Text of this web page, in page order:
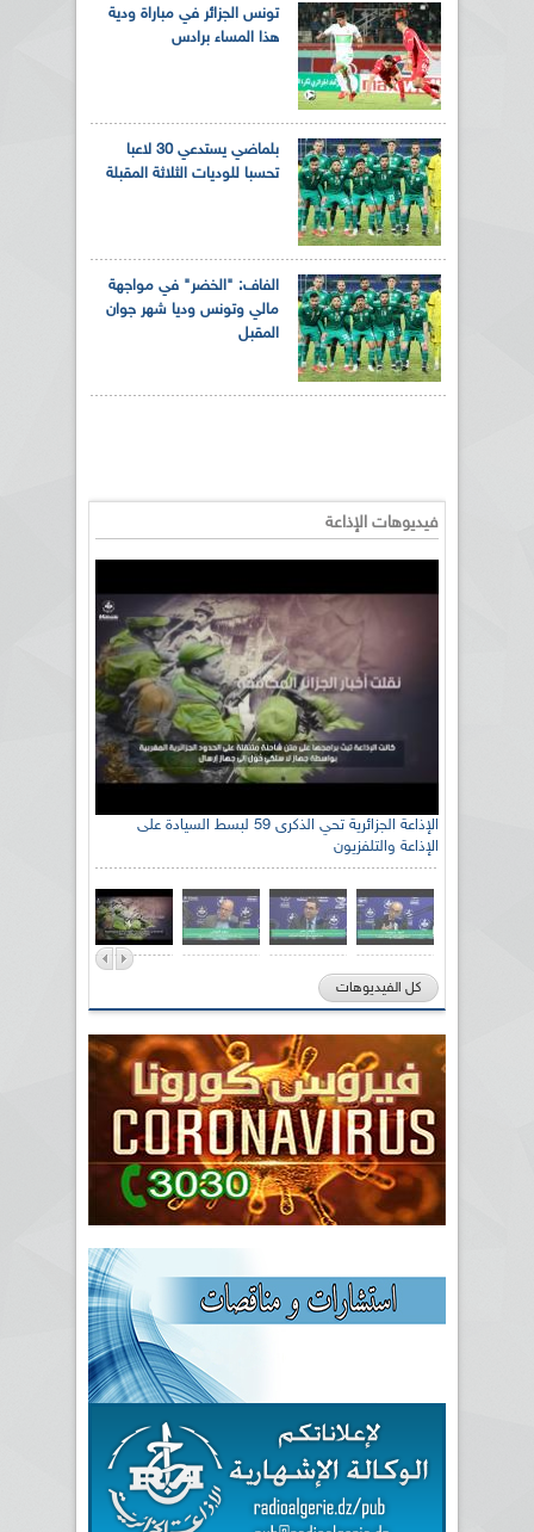
تونس الجزائر في مباراة ودية
هذا المساء برادس
بلماضي يستدعي 30 لاعبا
تحسبا للوديات الثلاثة المقبلة
الفاف: "الخضر" في مواجهة
مالي وتونس وديا شهر جوان
المقبل
فيديوهات الإذاعة
الإذاعة الجزائرية تحي الذكرى 59 لبسط السيادة على
الإذاعة والتلفزيون
كل الفيديوهات